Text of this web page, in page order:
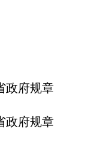
政府规章
府规章